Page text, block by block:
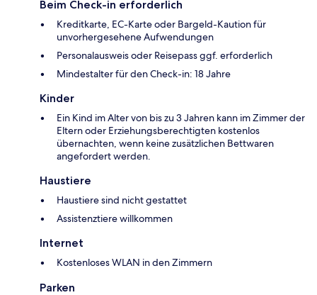
Beim Check-in erforderlich
Kreditkarte, EC-Karte oder Bargeld-Kaution für
unvorhergesehene Aufwendungen
Personalausweis oder Reisepass ggf. erforderlich
Mindestalter für den Check-in: 18 Jahre
Kinder
Ein Kind im Alter von bis zu 3 Jahren kann im Zimmer der
Eltern oder Erziehungsberechtigten kostenlos
übernachten, wenn keine zusätzlichen Bettwaren
angefordert werden.
Haustiere
Haustiere sind nicht gestattet
Assistenztiere willkommen
Internet
Kostenloses WLAN in den Zimmern
Parken